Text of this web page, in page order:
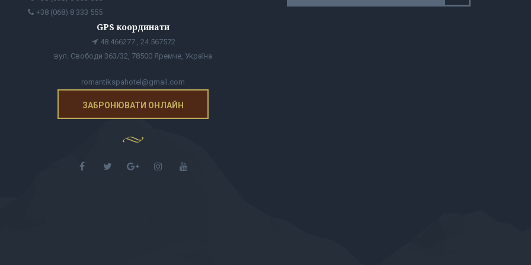
+38 (068) 8 333 555
GPS координати
48.466277 , 24.567572
вул. Свободи 363/32, 78500 Яремче, Україна
romantikspahotel@gmail.com
ЗАБРОНЮВАТИ ОНЛАЙН